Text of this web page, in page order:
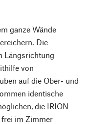
ganze Wände
Die
Längsrichtung
von
auf die Ober- und
identische
die IRION
frei im Zimmer